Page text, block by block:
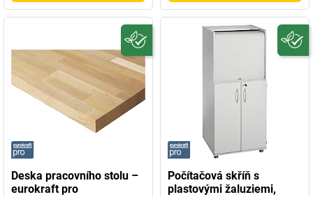
Deska pracovního stolu –
eurokraft pro
Počítačová skříň s
plastovými žaluziemi,